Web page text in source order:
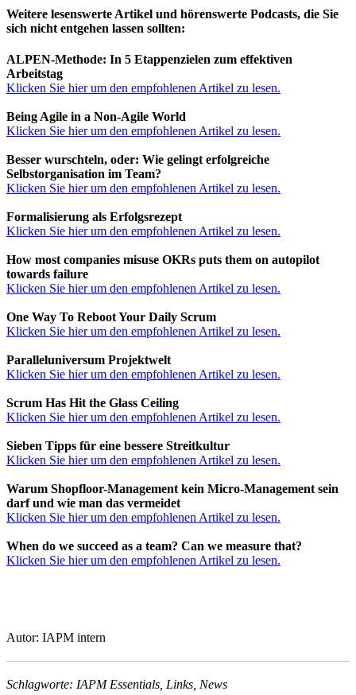
Weitere lesenswerte Artikel und hörenswerte Podcasts, die Sie
sich nicht entgehen lassen sollten:
ALPEN-Methode: In 5 Etappenzielen zum effektiven
Arbeitstag
Klicken Sie hier um den empfohlenen Artikel zu lesen.
Being Agile in a Non-Agile World
Klicken Sie hier um den empfohlenen Artikel zu lesen.
Besser wurschteln, oder: Wie gelingt erfolgreiche
Selbstorganisation im Team?
Klicken Sie hier um den empfohlenen Artikel zu lesen.
Formalisierung als Erfolgsrezept
Klicken Sie hier um den empfohlenen Artikel zu lesen.
How most companies misuse OKRs puts them on autopilot
towards failure
Klicken Sie hier um den empfohlenen Artikel zu lesen.
One Way To Reboot Your Daily Scrum
Klicken Sie hier um den empfohlenen Artikel zu lesen.
Paralleluniversum Projektwelt
Klicken Sie hier um den empfohlenen Artikel zu lesen.
Scrum Has Hit the Glass Ceiling
Klicken Sie hier um den empfohlenen Artikel zu lesen.
Sieben Tipps für eine bessere Streitkultur
Klicken Sie hier um den empfohlenen Artikel zu lesen.
Warum Shopfloor-Management kein Micro-Management sein
darf und wie man das vermeidet
Klicken Sie hier um den empfohlenen Artikel zu lesen.
When do we succeed as a team? Can we measure that?
Klicken Sie hier um den empfohlenen Artikel zu lesen.
Autor: IAPM intern
Schlagworte: IAPM Essentials, Links, News